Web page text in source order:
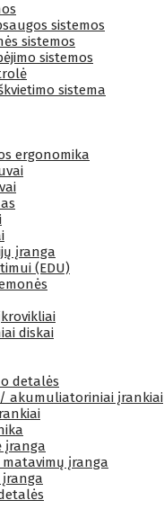
sistemos
sistemos
sistemos
sistema
ergonomika
įranga
(EDU)
diskai
detalės
akumuliatoriniai įrankiai
įranga
matavimų įranga
įranga